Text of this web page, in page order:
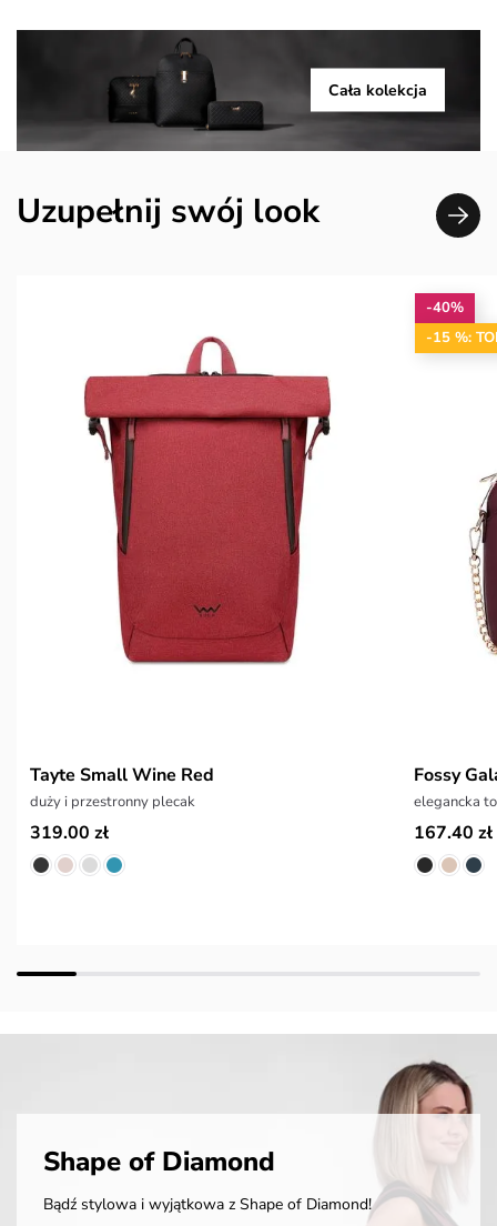
Cała kolekcja
Uzupełnij swój look
Tayte Small Wine Red
duży i przestronny plecak
319.00 zł
-40%
-15 %:
Fossy
elegancka
167.40 zł
Shape of Diamond
Bądź stylowa i wyjątkowa z Shape of Diamond!